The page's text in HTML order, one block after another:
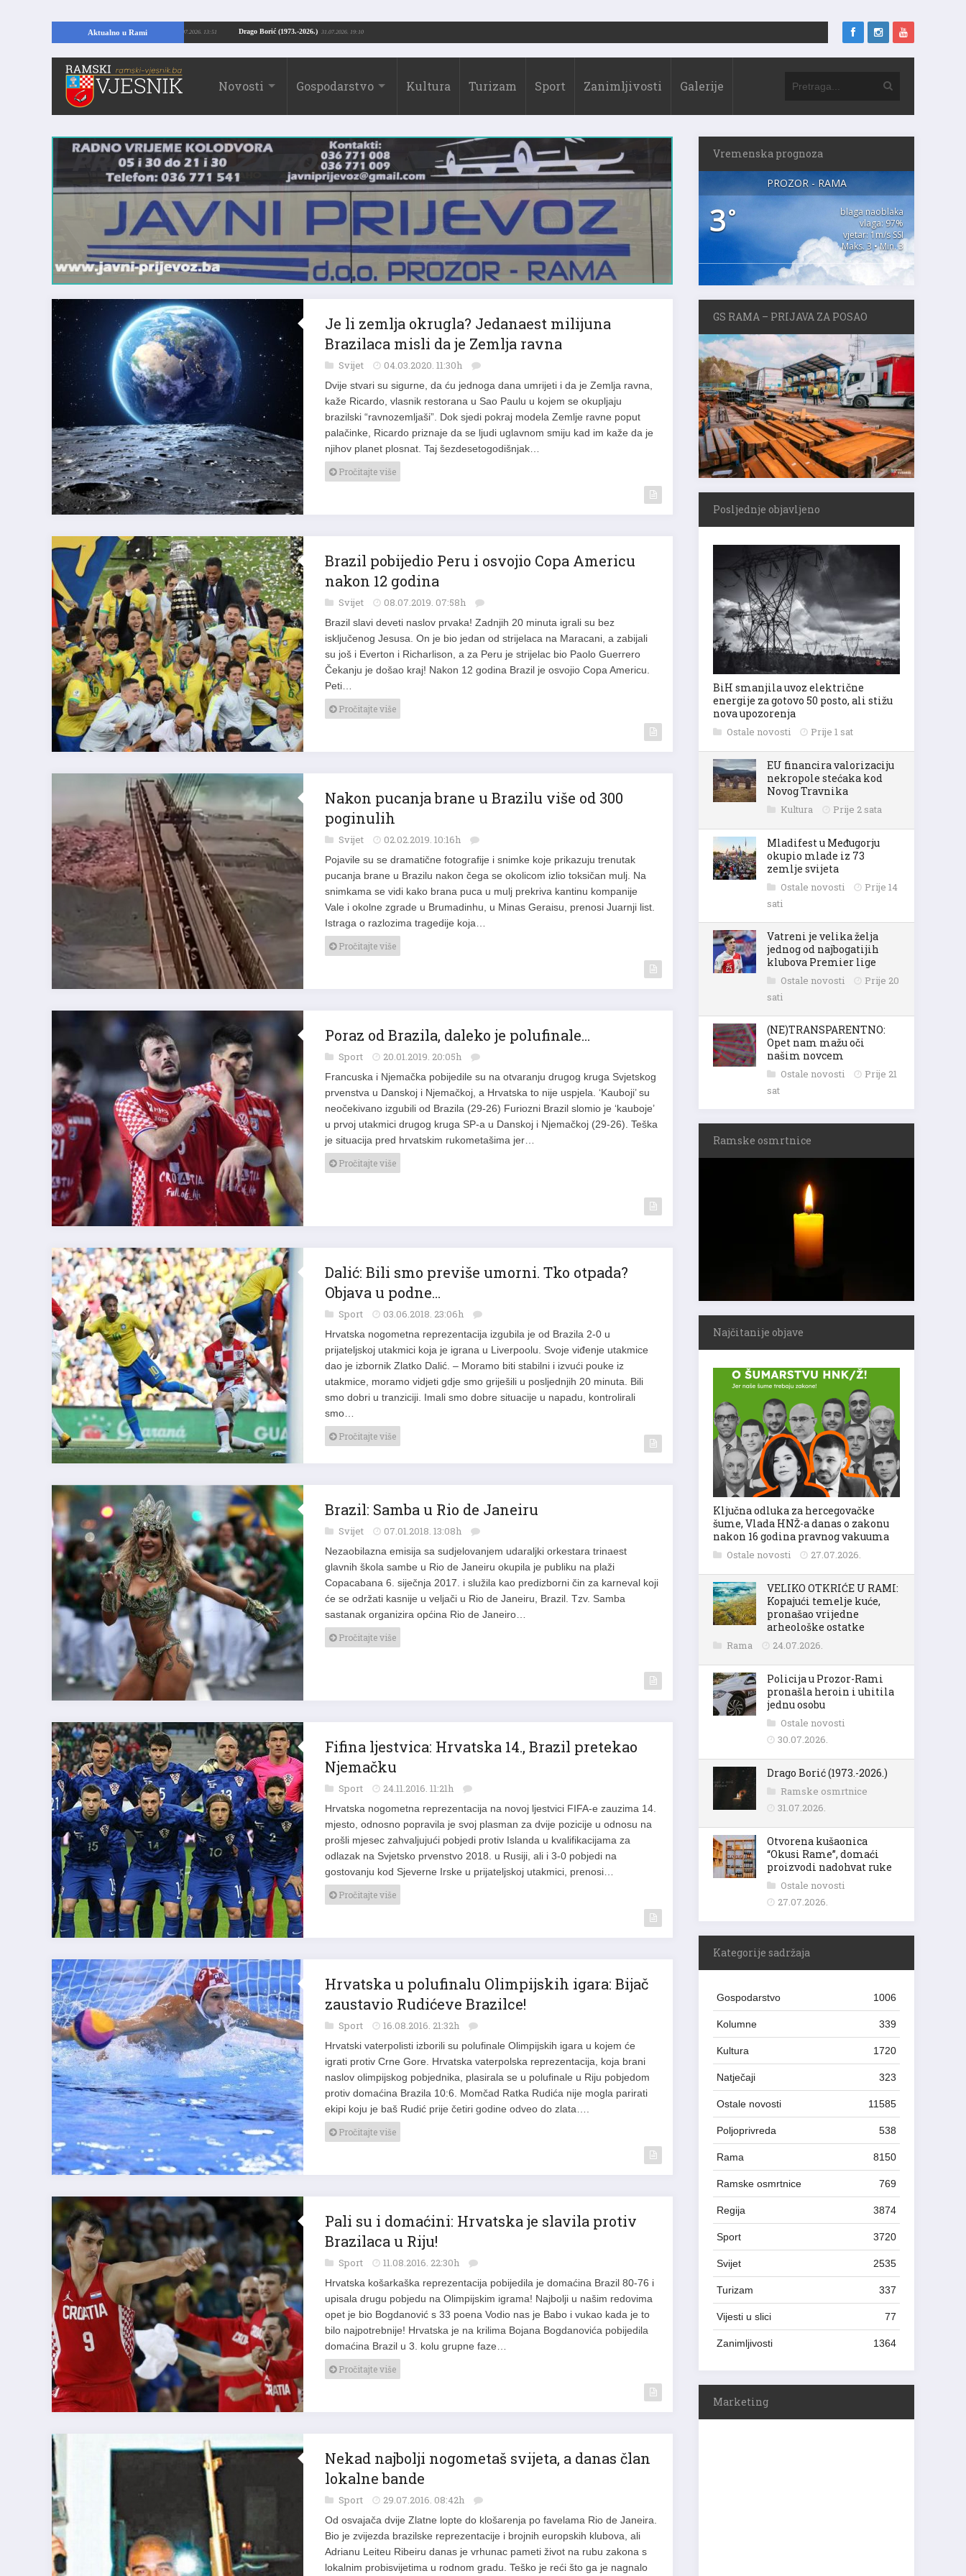
Aktualno u Rami Drago Borić (1973.-2026.)
RAMI: Kopajući temelje kuće, pronašao vrijedne arheološke ostatke 24.07.2026. 13:51
Novosti Gospodarstvo Kultura Turizam Sport Zanimljivosti Galerije
Je li zemlja okrugla? Jedanaest milijuna
Brazilaca misli da je Zemlja ravna
Svijet 04.03.2020. 11:30h
Dvije stvari su sigurne, da ću jednoga dana umrijeti i da je Zemlja ravna,
kaže Ricardo, vlasnik restorana u Sao Paulu u kojem se okupljaju
brazilski “ravnozemljaši”. Dok sjedi pokraj modela Zemlje ravne poput
palačinke, Ricardo priznaje da se ljudi uglavnom smiju kad im kaže da je
njihov planet plosnat. Taj šezdesetogodišnjak…
Pročitajte više
Brazil pobijedio Peru i osvojio Copa Americu
nakon 12 godina
Svijet 08.07.2019. 07:58h
Brazil slavi deveti naslov prvaka! Zadnjih 20 minuta igrali su bez
isključenog Jesusa. On je bio jedan od strijelaca na Maracani, a zabijali
su još i Everton i Richarlison, a za Peru je strijelac bio Paolo Guerrero
Čekanju je došao kraj! Nakon 12 godina Brazil je osvojio Copa Americu.
Peti…
Pročitajte više
Nakon pucanja brane u Brazilu više od 300
poginulih
Svijet 02.02.2019. 10:16h
Pojavile su se dramatične fotografije i snimke koje prikazuju trenutak
pucanja brane u Brazilu nakon čega se okolicom izlio toksičan mulj. Na
snimkama se vidi kako brana puca u mulj prekriva kantinu kompanije
Vale i okolne zgrade u Brumadinhu, u Minas Geraisu, prenosi Juarnji list.
Istraga o razlozima tragedije koja…
Pročitajte više
Poraz od Brazila, daleko je polufinale…
Sport 20.01.2019. 20:05h
Francuska i Njemačka pobijedile su na otvaranju drugog kruga Svjetskog
prvenstva u Danskoj i Njemačkoj, a Hrvatska to nije uspjela. ‘Kauboji’ su
neočekivano izgubili od Brazila (29-26) Furiozni Brazil slomio je ‘kauboje’
u prvoj utakmici drugog kruga SP-a u Danskoj i Njemačkoj (29-26). Teška
je situacija pred hrvatskim rukometašima jer…
Pročitajte više
Dalić: Bili smo previše umorni. Tko otpada?
Objava u podne…
Sport 03.06.2018. 23:06h
Hrvatska nogometna reprezentacija izgubila je od Brazila 2-0 u
prijateljskoj utakmici koja je igrana u Liverpoolu. Svoje viđenje utakmice
dao je izbornik Zlatko Dalić. – Moramo biti stabilni i izvući pouke iz
utakmice, moramo vidjeti gdje smo griješili u posljednjih 20 minuta. Bili
smo dobri u tranziciji. Imali smo dobre situacije u napadu, kontrolirali
smo…
Pročitajte više
Brazil: Samba u Rio de Janeiru
Svijet 07.01.2018. 13:08h
Nezaobilazna emisija sa sudjelovanjem udaraljki orkestara trinaest
glavnih škola sambe u Rio de Janeiru okupila je publiku na plaži
Copacabana 6. siječnja 2017. i služila kao predizborni čin za karneval koji
će se održati kasnije u veljači u Rio de Janeiru, Brazil. Tzv. Samba
sastanak organizira općina Rio de Janeiro…
Pročitajte više
Fifina ljestvica: Hrvatska 14., Brazil pretekao
Njemačku
Sport 24.11.2016. 11:21h
Hrvatska nogometna reprezentacija na novoj ljestvici FIFA-e zauzima 14.
mjesto, odnosno popravila je svoj plasman za dvije pozicije u odnosu na
prošli mjesec zahvaljujući pobjedi protiv Islanda u kvalifikacijama za
odlazak na Svjetsko prvenstvo 2018. u Rusiji, ali i 3-0 pobjedi na
gostovanju kod Sjeverne Irske u prijateljskoj utakmici, prenosi…
Pročitajte više
Hrvatska u polufinalu Olimpijskih igara: Bijač
zaustavio Rudićeve Brazilce!
Sport 16.08.2016. 21:32h
Hrvatski vaterpolisti izborili su polufinale Olimpijskih igara u kojem će
igrati protiv Crne Gore. Hrvatska vaterpolska reprezentacija, koja brani
naslov olimpijskog pobjednika, plasirala se u polufinale u Riju pobjedom
protiv domaćina Brazila 10:6. Momčad Ratka Rudića nije mogla parirati
ekipi koju je baš Rudić prije četiri godine odveo do zlata….
Pročitajte više
Pali su i domaćini: Hrvatska je slavila protiv
Brazilaca u Riju!
Sport 11.08.2016. 22:30h
Hrvatska košarkaška reprezentacija pobijedila je domaćina Brazil 80-76 i
upisala drugu pobjedu na Olimpijskim igrama! Najbolji u našim redovima
opet je bio Bogdanović s 33 poena Vodio nas je Babo i vukao kada je to
bilo najpotrebnije! Hrvatska je na krilima Bojana Bogdanovića pobijedila
domaćina Brazil u 3. kolu grupne faze…
Pročitajte više
Nekad najbolji nogometaš svijeta, a danas član
lokalne bande
Sport 29.07.2016. 08:42h
Od osvajača dvije Zlatne lopte do klošarenja po favelama Rio de Janeira.
Bio je zvijezda brazilske reprezentacije i brojnih europskih klubova, ali
Adrianu Leiteu Ribeiru danas je vrhunac pameti život na rubu zakona s
lokalnim probisvijetima u rodnom gradu. Teško je reći što ga je nagnalo
Vremenska prognoza
PROZOR - RAMA
3°
blaga naoblaka
vlaga: 97%
vjetar: 1m/s SSI
Maks. 3 • Min. 3
GS RAMA – PRIJAVA ZA POSAO
Posljednje objavljeno
BiH smanjila uvoz električne
energije za gotovo 50 posto, ali stižu
nova upozorenja
Ostale novosti Prije 1 sat
EU financira valorizaciju
nekropole stećaka kod
Novog Travnika
Kultura Prije 2 sata
Mladifest u Međugorju
okupio mlade iz 73
zemlje svijeta
Ostale novosti
Prije 14
sati
Vatreni je velika želja
jednog od najbogatijih
klubova Premier lige
Ostale novosti
Prije 20
sati
(NE)TRANSPARENTNO:
Opet nam mažu oči
našim novcem
Ostale novosti
Prije 21
sat
Ramske osmrtnice
Najčitanije objave
Ključna odluka za hercegovačke
šume, Vlada HNŽ-a danas o zakonu
nakon 16 godina pravnog vakuuma
Ostale novosti 27.07.2026.
VELIKO OTKRIĆE U RAMI:
Kopajući temelje kuće,
pronašao vrijedne
arheološke ostatke
Rama 24.07.2026.
Policija u Prozor-Rami
pronašla heroin i uhitila
jednu osobu
Ostale novosti
30.07.2026.
Drago Borić (1973.-2026.)
Ramske osmrtnice
31.07.2026.
Otvorena kušaonica
“Okusi Rame”, domaći
proizvodi nadohvat ruke
Ostale novosti
27.07.2026.
Kategorije sadržaja
Gospodarstvo 1006
Kolumne 339
Kultura 1720
Natječaji 323
Ostale novosti 11585
Poljoprivreda 538
Rama 8150
Ramske osmrtnice 769
Regija 3874
Sport 3720
Svijet 2535
Turizam 337
Vijesti u slici 77
Zanimljivosti 1364
Marketing